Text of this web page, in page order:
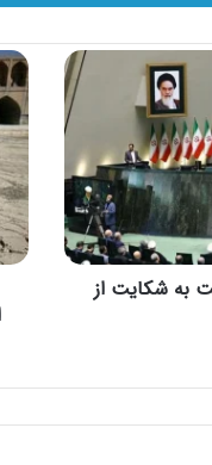
به شکایت از